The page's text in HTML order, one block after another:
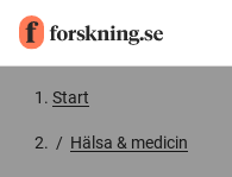
Start
/ Hälsa & medicin